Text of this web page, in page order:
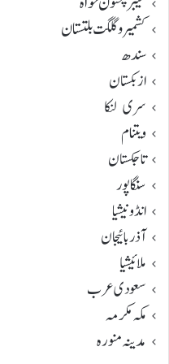
کشمیر و گلگت بلتستان
سندھ
ازبکستان
سری لنکا
ویتنام
تاجکستان
سنگاپور
انڈونیشیا
آذربائیجان
ملائیشیا
سعودی عرب
مکہ مکرمہ
مدینہ منورہ